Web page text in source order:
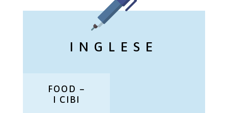
INGLESE
FOOD –
I CIBI